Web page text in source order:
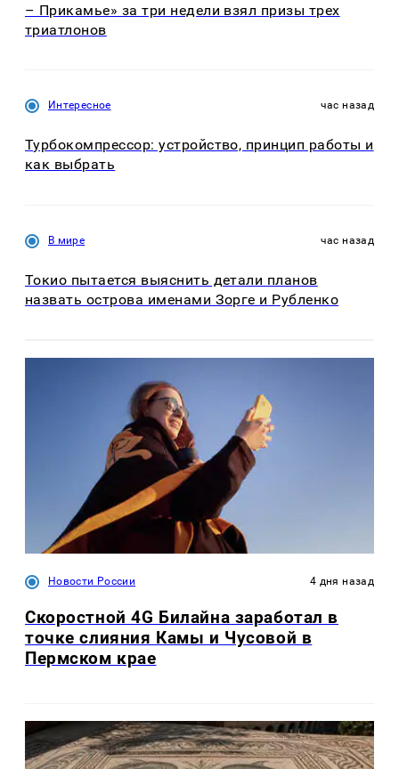
– Прикамье» за три недели взял призы трех
триатлонов
Интересное час назад
Турбокомпрессор: устройство, принцип работы и
как выбрать
В мире час назад
Токио пытается выяснить детали планов
назвать острова именами Зорге и Рубленко
Новости России 4 дня назад
Скоростной 4G Билайна заработал в
точке слияния Камы и Чусовой в
Пермском крае